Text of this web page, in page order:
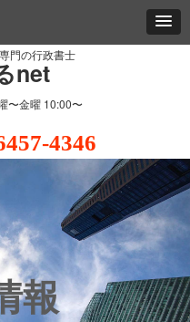
門の行政書士
net
〜金曜 10:00〜
4346
報